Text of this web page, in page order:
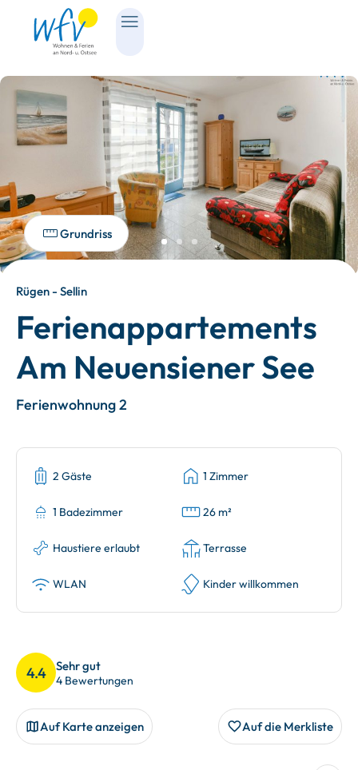
Grundriss
Rügen - Sellin
Ferienappartements
Am Neuensiener See
Ferienwohnung 2
2 Gäste 1 Zimmer
1 Badezimmer 26 m²
Haustiere erlaubt Terrasse
WLAN Kinder willkommen
4.4 Sehr gut
4 Bewertungen
Auf Karte anzeigen Auf die Merkliste